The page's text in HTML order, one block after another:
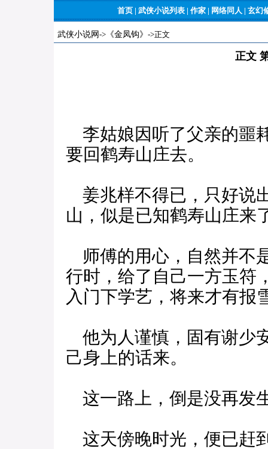
首页 | 武侠小说列表 | 作家 | 网络同人 | 玄幻
武侠小说网 -> 《金凤钩》 ->正文
正文
李姑娘因听了父亲的噩
要回鹤寿山庄去。
姜兆样不得已，只好说
山，似是已知鹤寿山庄来
师傅的用心，自然并不
行时，给了自己一方玉符
入门下学艺，将来才有报
他为人谨慎，固有谢少
己身上的话来。
这一路上，倒是没再发
这天傍晚时光，便已赶